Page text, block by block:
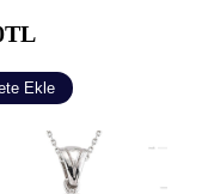
TL
Ekle